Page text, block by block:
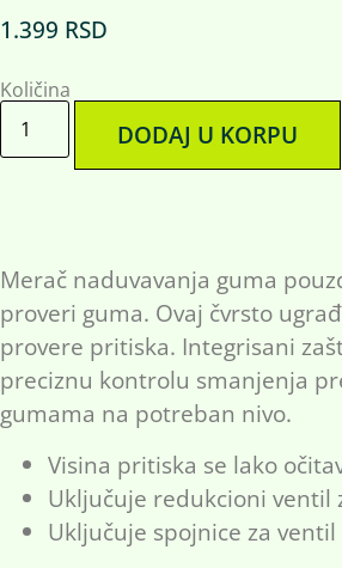
1.399 RSD
Količina
DODAJ U KORPU
Merač naduvavanja guma
proveri guma. Ovaj čvrsto
provere pritiska. Integrisani
preciznu kontrolu smanjenja
gumama na potreban nivo.
Visina pritiska se lako
Uključuje redukcioni ventil
Uključuje spojnice za ventil